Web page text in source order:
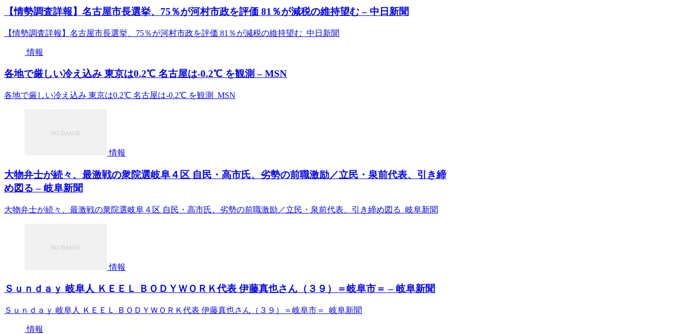
【情勢調査詳報】名古屋市長選挙、75％が河村市政を評価 81％が減税の維持望む – 中日新聞
【情勢調査詳報】名古屋市長選挙、75％が河村市政を評価 81％が減税の維持望む 中日新聞
情報
各地で厳しい冷え込み 東京は0.2℃ 名古屋は-0.2℃ を観測 – MSN
各地で厳しい冷え込み 東京は0.2℃ 名古屋は-0.2℃ を観測 MSN
情報
大物弁士が続々、最激戦の衆院選岐阜４区 自民・高市氏、劣勢の前職激励／立民・泉前代表、引き締
め図る – 岐阜新聞
大物弁士が続々、最激戦の衆院選岐阜４区 自民・高市氏、劣勢の前職激励／立民・泉前代表、引き締め図る 岐阜新聞
情報
Ｓｕｎｄａｙ 岐阜人 ＫＥＥＬ ＢＯＤＹＷＯＲＫ代表 伊藤真也さん（３９）＝岐阜市＝ – 岐阜新聞
Ｓｕｎｄａｙ 岐阜人 ＫＥＥＬ ＢＯＤＹＷＯＲＫ代表 伊藤真也さん（３９）＝岐阜市＝ 岐阜新聞
情報